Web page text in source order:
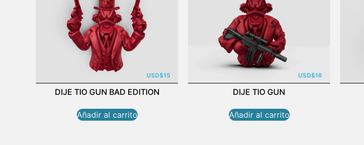
USD$15
DIJE TIO GUN BAD EDITION
Añadir al carrito
USD$16
DIJE TIO GUN
Añadir al carrito